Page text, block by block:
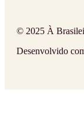
© 2025 À
Desenvolvido